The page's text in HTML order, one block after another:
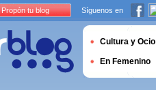
Propón tu blog Síguenos en
Cultura y Ocio
En Femenino